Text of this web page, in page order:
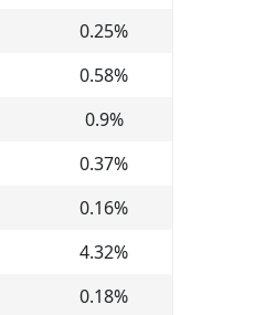
0.25%
0.58%
0.9%
0.37%
0.16%
4.32%
0.18%